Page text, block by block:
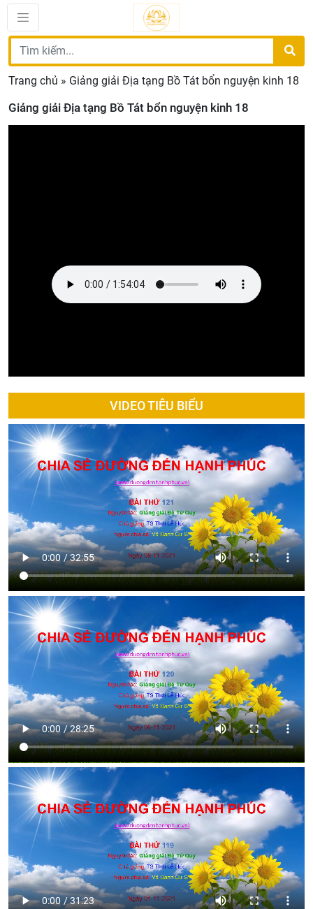
Trang chủ » Giảng giải Địa tạng Bồ Tát bổn nguyện kinh 18
Giảng giải Địa tạng Bồ Tát bổn nguyện kinh 18
VIDEO TIÊU BIỂU